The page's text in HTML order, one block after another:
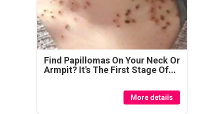
Find Papillomas On Your Neck Or
Armpit? It's The First Stage Of...
More details